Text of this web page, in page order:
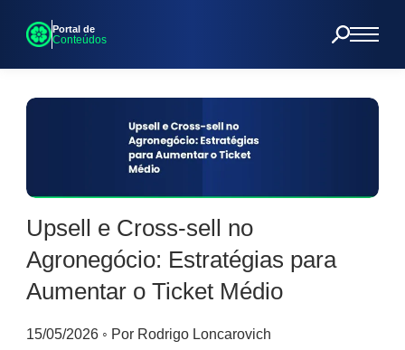
Portal de
Conteúdos
Upsell e Cross-sell no
Agronegócio: Estratégias para
Aumentar o Ticket Médio
15/05/2026 ◦ Por Rodrigo Loncarovich